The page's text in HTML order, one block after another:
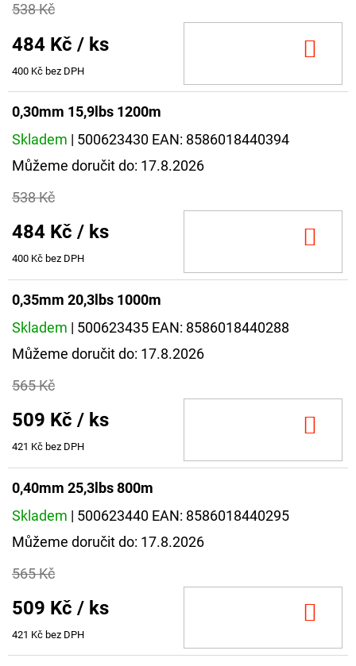
538 Kč
484 Kč / ks
400 Kč bez DPH
0,30mm 15,9lbs 1200m
Skladem | 500623430 EAN: 8586018440394
Můžeme doručit do: 17.8.2026
538 Kč
484 Kč / ks
400 Kč bez DPH
0,35mm 20,3lbs 1000m
Skladem | 500623435 EAN: 8586018440288
Můžeme doručit do: 17.8.2026
565 Kč
509 Kč / ks
421 Kč bez DPH
0,40mm 25,3lbs 800m
Skladem | 500623440 EAN: 8586018440295
Můžeme doručit do: 17.8.2026
565 Kč
509 Kč / ks
421 Kč bez DPH